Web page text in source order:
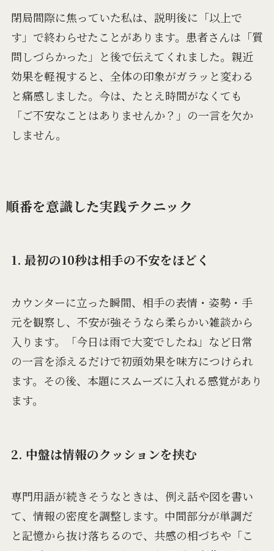
閉局間際に焦っていた私は、説明後に「以上で
す」で終わらせたことがあります。患者さんは「質
問しづらかった」と後で伝えてくれました。親近
効果を軽視すると、全体の印象がガラッと変わる
と痛感しました。今は、たとえ時間がなくても
「ご不安なことはありませんか？」の一言を欠か
しません。
順番を意識した実践テクニック
1. 最初の10秒は相手の不安をほどく
カウンターに立った瞬間、相手の表情・姿勢・手
元を観察し、不安が強そうなら柔らかい雑談から
入ります。「今日は雨で大変でしたね」など日常
の一言を添えるだけで初頭効果を味方につけられ
ます。その後、本題にスムーズに入れる感覚があり
ます。
2. 中盤は情報のクッションを挟む
専門用語が続きそうなときは、例え話や図を書い
て、情報の密度を調整します。中間部分が単調だ
と記憶から抜け落ちるので、共感の相づちや「こ